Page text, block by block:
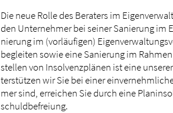
Die neue Rol­le des Be­ra­ters im
den Un­ter­neh­mer bei sei­ner Sa­nie­rung im
nie­rung im (vor­läu­fi­gen)
be­glei­ten so­wie ei­ne Sa­nie­rung im
stel­len von In­sol­venz­plä­nen ist ei­ne
ter­stüt­zen wir Sie bei ei­ner
mer sind, er­rei­chen Sie durch ei­ne
schuld­be­frei­ung.